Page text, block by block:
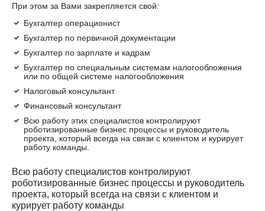
При этом за Вами закрепляется свой:
Бухгалтер операционист
Бухгалтер по первичной документации
Бухгалтер по зарплате и кадрам
Бухгалтер по специальным системам налогообложения
или по общей системе налогообложения
Налоговый консультант
Финансовый консультант
Всю работу этих специалистов контролируют
роботизированные бизнес процессы и руководитель
проекта, который всегда на связи с клиентом и курирует
работу команды.
Всю работу специалистов контролируют
роботизированные бизнес процессы и руководитель
проекта, который всегда на связи с клиентом и
курирует работу команды